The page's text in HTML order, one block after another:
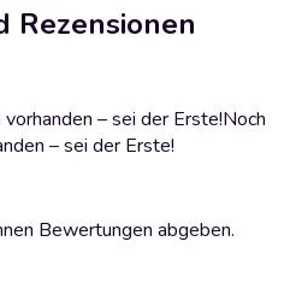
Rezensionen
– sei der Erste!Noch
– sei der Erste!
Bewertungen abgeben.